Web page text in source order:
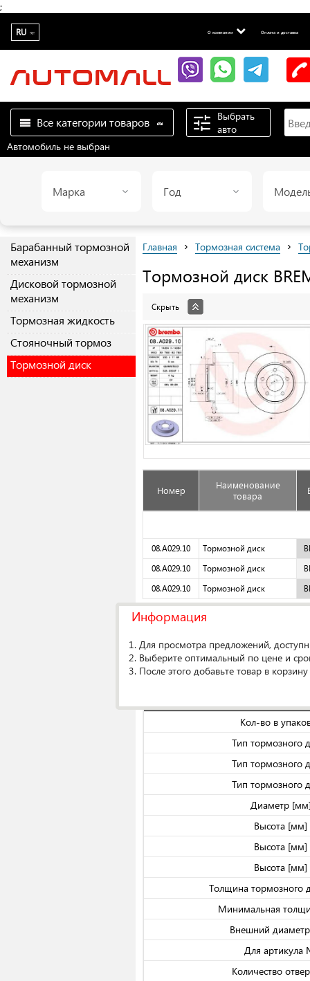
;
RU О компании Оплата и доставка
Все категории товаров
Выбрать
авто
Автомобиль не выбран
Марка Год
Барабанный тормозной
механизм
Дисковой тормозной
механизм
Тормозная жидкость
Cтояночный тормоз
Тормозной диск
Главная › Тормозная система ›
Тормозной диск
Скрыть
Номер
Наименование
товара
08.A029.10 Тормозной диск
08.A029.10
Тормозной диск
08.A029.10
Тормозной диск
О производителе
Кол-во в
Тип тормозного
Тип тормозного
Тип тормозного
Диаметр
Высота [мм]
Высота [мм]
Высота [мм]
Толщина тормозного
Минимальная
Внешний
Для
Количество
Информация
1. Для просмотра предложений,
2. Выберите оптимальный по цене и
3. После этого добавьте товар в